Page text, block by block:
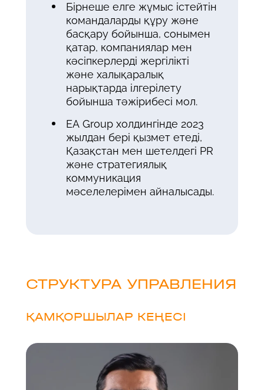
Бірнеше елге жұмыс істейтін
командаларды құру және
басқару бойынша, сонымен
қатар, компаниялар мен
кәсіпкерлерді жергілікті
және халықаралық
нарықтарда ілгерілету
бойынша тәжірибесі мол.
EA Group холдингінде 2023
жылдан бері қызмет етеді,
Қазақстан мен шетелдегі PR
және стратегиялық
коммуникация
мәселелерімен айналысады.
СТРУКТУРА УПРАВЛЕНИЯ
ҚАМҚОРШЫЛАР КЕҢЕСІ